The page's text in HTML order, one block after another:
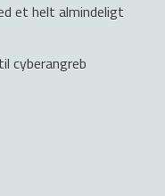
et helt almindeligt
cyberangreb